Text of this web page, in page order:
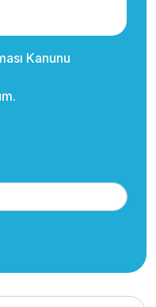
Kanunu